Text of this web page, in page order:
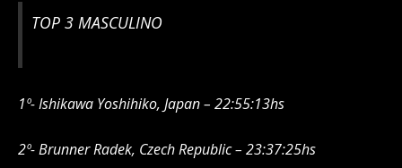
TOP 3 MASCULINO
1º- Ishikawa Yoshihiko, Japan – 22:55:13hs
2º- Brunner Radek, Czech Republic – 23:37:25hs